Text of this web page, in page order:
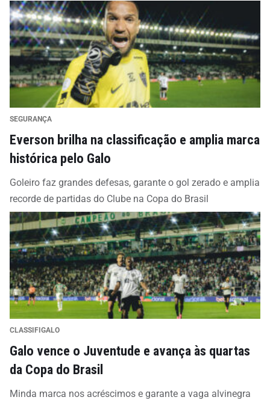
SEGURANÇA
Everson brilha na classificação e amplia marca
histórica pelo Galo
Goleiro faz grandes defesas, garante o gol zerado e amplia
recorde de partidas do Clube na Copa do Brasil
CLASSIFIGALO
Galo vence o Juventude e avança às quartas
da Copa do Brasil
Minda marca nos acréscimos e garante a vaga alvinegra